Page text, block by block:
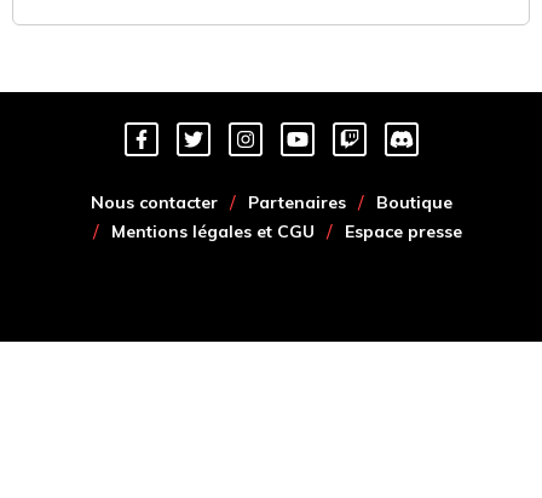
Nous contacter Partenaires
Boutique
Mentions légales et CGU
Espace presse